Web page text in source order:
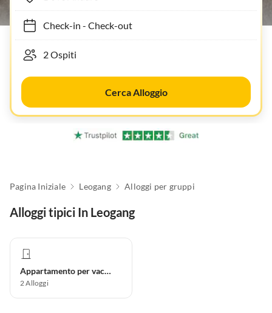
Check-in- Check-out
Cerca Alloggio
Pagina Iniziale Leogang Alloggi per gruppi
Alloggi tipici In Leogang
Appartamento per vacanze
2Alloggi